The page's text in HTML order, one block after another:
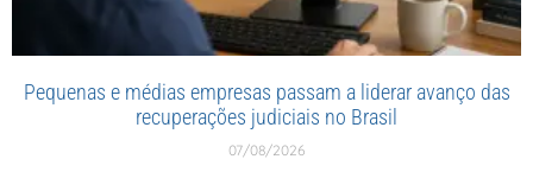
Pequenas e médias empresas passam a liderar avanço das
recuperações judiciais no Brasil
07/08/2026